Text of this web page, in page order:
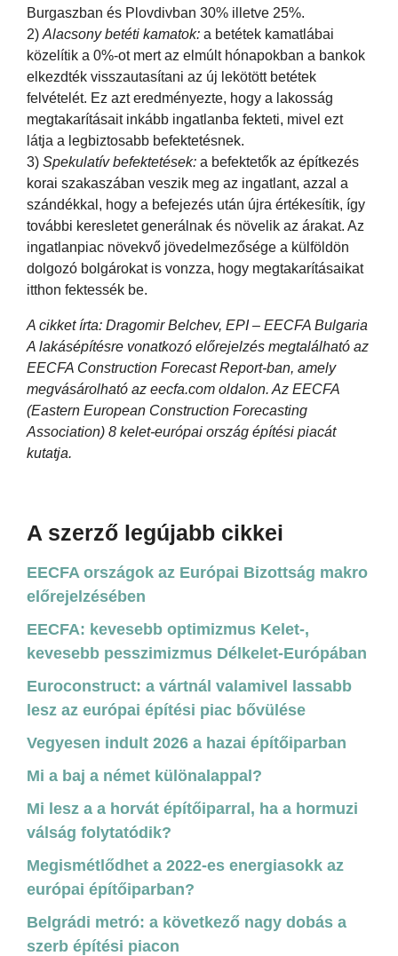
Burgaszban és Plovdivban 30% illetve 25%.
2) Alacsony betéti kamatok: a betétek kamatlábai
közelítik a 0%-ot mert az elmúlt hónapokban a bankok
elkezdték visszautasítani az új lekötött betétek
felvételét. Ez azt eredményezte, hogy a lakosság
megtakarításait inkább ingatlanba fekteti, mivel ezt
látja a legbiztosabb befektetésnek.
3) Spekulatív befektetések: a befektetők az építkezés
korai szakaszában veszik meg az ingatlant, azzal a
szándékkal, hogy a befejezés után újra értékesítik, így
további keresletet generálnak és növelik az árakat. Az
ingatlanpiac növekvő jövedelmezősége a külföldön
dolgozó bolgárokat is vonzza, hogy megtakarításaikat
itthon fektessék be.
A cikket írta: Dragomir Belchev, EPI – EECFA Bulgaria
A lakásépítésre vonatkozó előrejelzés megtalálható az
EECFA Construction Forecast Report-ban, amely
megvásárolható az eecfa.com oldalon. Az EECFA
(Eastern European Construction Forecasting
Association) 8 kelet-európai ország építési piacát
kutatja.
A szerző legújabb cikkei
EECFA országok az Európai Bizottság makro
előrejelzésében
EECFA: kevesebb optimizmus Kelet-,
kevesebb pesszimizmus Délkelet-Európában
Euroconstruct: a vártnál valamivel lassabb
lesz az európai építési piac bővülése
Vegyesen indult 2026 a hazai építőiparban
Mi a baj a német különalappal?
Mi lesz a a horvát építőiparral, ha a hormuzi
válság folytatódik?
Megismétlődhet a 2022-es energiasokk az
európai építőiparban?
Belgrádi metró: a következő nagy dobás a
szerb építési piacon